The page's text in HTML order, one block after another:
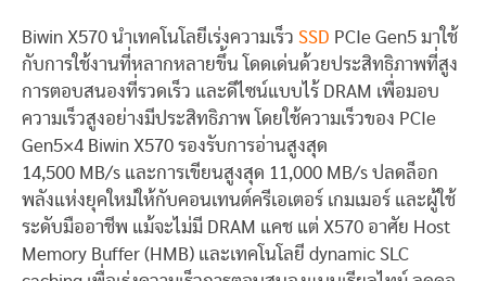
Biwin X570 นำเทคโนโลยีเร่งความเร็ว SSD PCIe Gen5 มาใช้
กับการใช้งานที่หลากหลายขึ้น โดดเด่นด้วยประสิทธิภาพที่สูง
การตอบสนองที่รวดเร็ว และดีไซน์แบบไร้ DRAM เพื่อมอบ
ความเร็วสูงอย่างมีประสิทธิภาพ โดยใช้ความเร็วของ PCIe
Gen5×4 Biwin X570 รองรับการอ่านสูงสุด
14,500 MB/s และการเขียนสูงสุด 11,000 MB/s ปลดล็อก
พลังแห่งยุคใหม่ให้กับคอนเทนต์ครีเอเตอร์ เกมเมอร์ และผู้ใช้
ระดับมืออาชีพ แม้จะไม่มี DRAM แคช แต่ X570 อาศัย Host
Memory Buffer (HMB) และเทคโนโลยี dynamic SLC